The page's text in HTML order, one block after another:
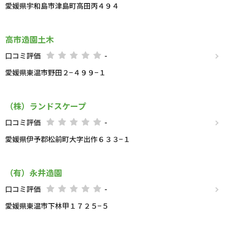
愛媛県宇和島市津島町高田丙４９４
高市造園土木
口コミ評価
-
愛媛県東温市野田２−４９９−１
（株）ランドスケープ
口コミ評価
-
愛媛県伊予郡松前町大字出作６３３−１
（有）永井造園
口コミ評価
-
愛媛県東温市下林甲１７２５−５